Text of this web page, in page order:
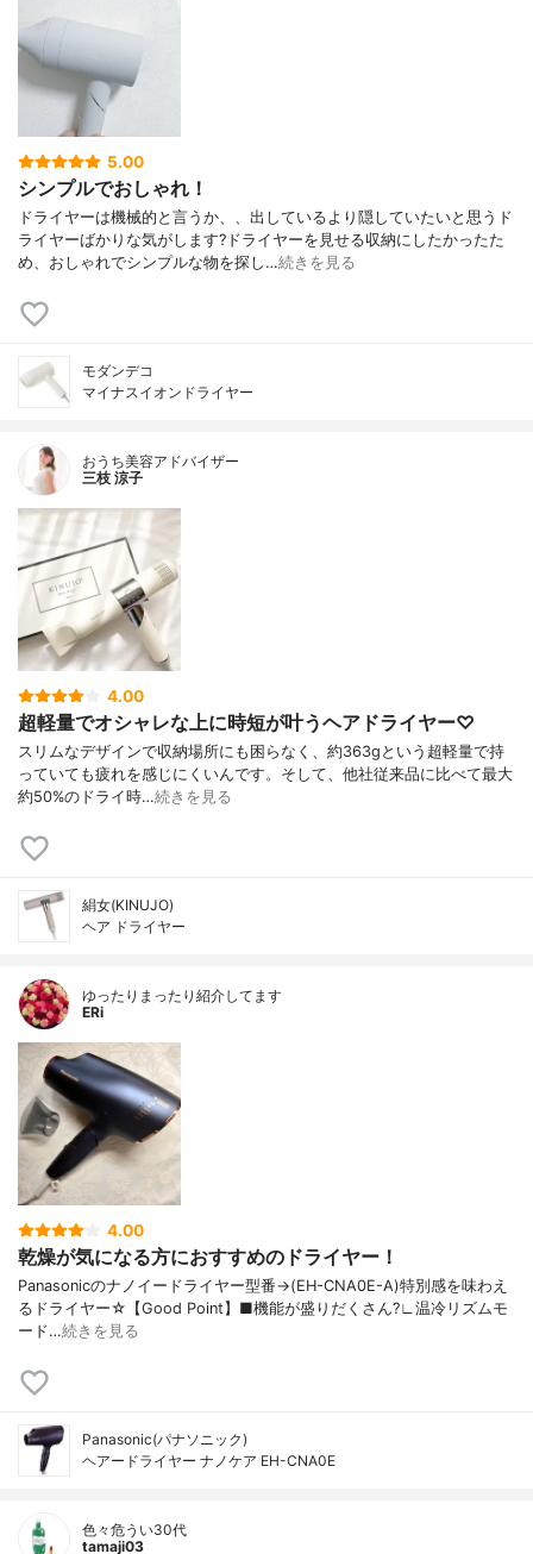
5.00
シンプルでおしゃれ！
ドライヤーは機械的と言うか、、出しているより隠していたいと思うド
ライヤーばかりな気がします?ドライヤーを見せる収納にしたかったた
め、おしゃれでシンプルな物を探し…続きを見る
モダンデコ
マイナスイオンドライヤー
おうち美容アドバイザー
三枝 涼子
4.00
超軽量でオシャレな上に時短が叶うヘアドライヤー♡
スリムなデザインで 収納場所にも困らなく、 約363gという超軽量で 持
っていても疲れを感じにくいんです。 そして、他社従来品に比べて 最大
約50%のドライ時…続きを見る
絹女(KINUJO)
ヘア ドライヤー
ゆったりまったり紹介してます
ERi
4.00
乾燥が気になる方におすすめのドライヤー！
Panasonicのナノイードライヤー型番→(EH-CNA0E-A)特別感を味わえ
るドライヤー☆【Good Point】■機能が盛りだくさん?∟温冷リズムモ
ード…続きを見る
Panasonic(パナソニック)
ヘアードライヤー ナノケア EH-CNA0E
色々危うい30代
tamaji03